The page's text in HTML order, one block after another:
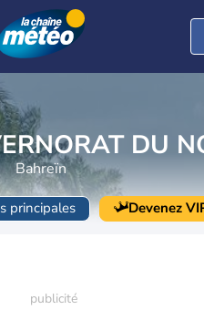
DU
Bahreïn
principales Devenez